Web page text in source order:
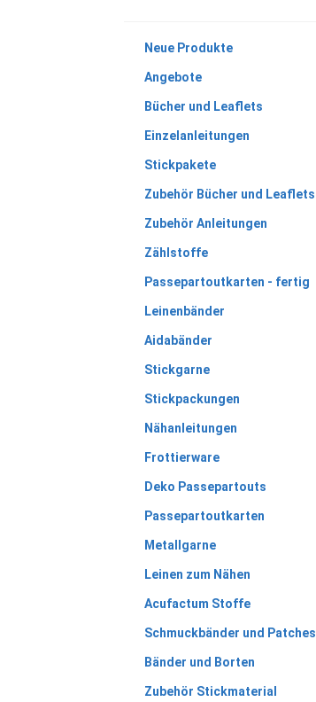
Neue Produkte
Angebote
Bücher und Leaflets
Einzelanleitungen
Stickpakete
Zubehör Bücher und Leaflets
Zubehör Anleitungen
Zählstoffe
Passepartoutkarten - fertig
Leinenbänder
Aidabänder
Stickgarne
Stickpackungen
Nähanleitungen
Frottierware
Deko Passepartouts
Passepartoutkarten
Metallgarne
Leinen zum Nähen
Acufactum Stoffe
Schmuckbänder und Patches
Bänder und Borten
Zubehör Stickmaterial